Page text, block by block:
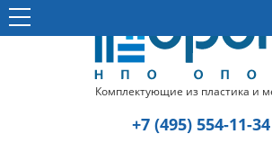
Комплектующие из пластика и
+7 (495) 554-11-34